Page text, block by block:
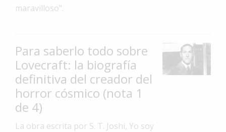
Interés
Ciudad
Deportes
Arte
y
Espectáculos
maravilloso".
Para saberlo todo sobre
Lovecraft: la biografía
definitiva del creador del
horror cósmico (nota 1
de 4)
La obra escrita por S. T. Joshi, Yo soy